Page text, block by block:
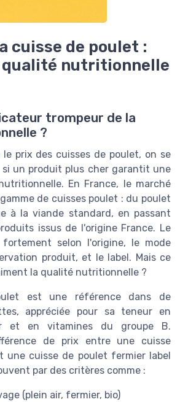
cuisse de poulet :
qualité nutritionnelle
trompeur de la
?
le prix des cuisses de poulet, on se
si un produit plus cher garantit une
En France, le marché
de cuisses poulet : du poulet
à la viande standard, en passant
issus de l'origine France. Le
selon l'origine, le mode
produit, et le label. Mais ce
la qualité nutritionnelle ?
est une référence dans de
appréciée pour sa teneur en
et en vitamines du groupe B.
de prix entre une cuisse
une cuisse de poulet fermier label
par des critères comme :
(plein air, fermier, bio)